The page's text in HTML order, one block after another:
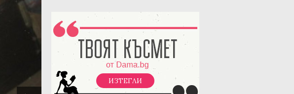
ИЗТЕГЛИ